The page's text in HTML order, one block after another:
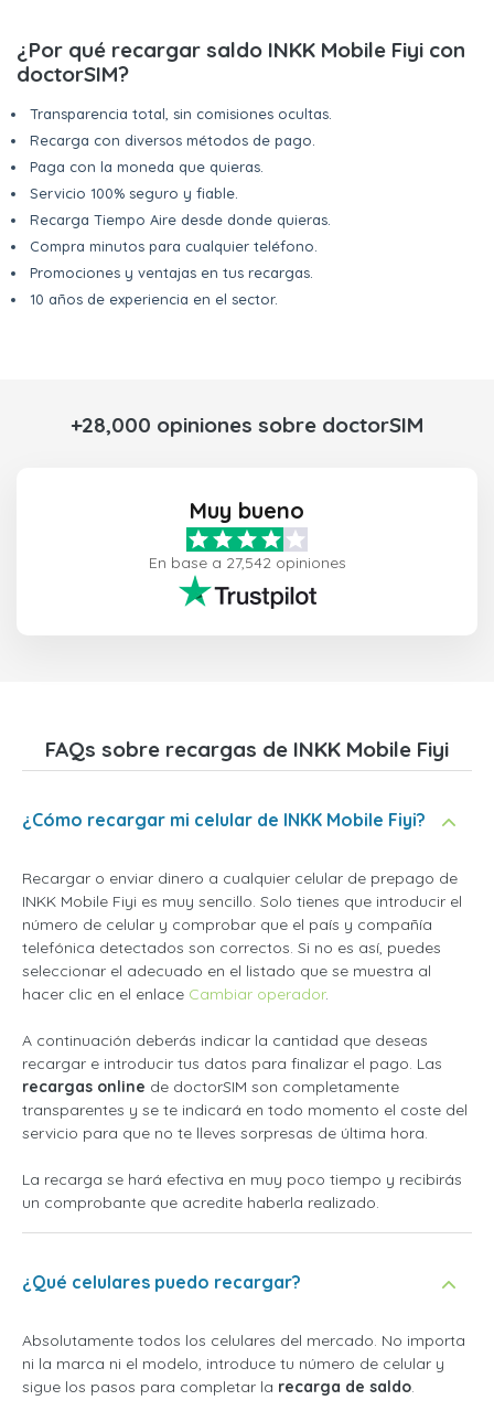
¿Por qué recargar saldo INKK Mobile Fiyi con
doctorSIM?
Transparencia total, sin comisiones ocultas.
Recarga con diversos métodos de pago.
Paga con la moneda que quieras.
Servicio 100% seguro y fiable.
Recarga Tiempo Aire desde donde quieras.
Compra minutos para cualquier teléfono.
Promociones y ventajas en tus recargas.
10 años de experiencia en el sector.
+28,000 opiniones sobre doctorSIM
Muy bueno
En base a 27,542 opiniones
FAQs sobre recargas de INKK Mobile Fiyi
¿Cómo recargar mi celular de INKK Mobile Fiyi?
Recargar o enviar dinero a cualquier celular de prepago de
INKK Mobile Fiyi es muy sencillo. Solo tienes que introducir el
número de celular y comprobar que el país y compañía
telefónica detectados son correctos. Si no es así, puedes
seleccionar el adecuado en el listado que se muestra al
hacer clic en el enlace Cambiar operador.
A continuación deberás indicar la cantidad que deseas
recargar e introducir tus datos para finalizar el pago. Las
recargas online de doctorSIM son completamente
transparentes y se te indicará en todo momento el coste del
servicio para que no te lleves sorpresas de última hora.
La recarga se hará efectiva en muy poco tiempo y recibirás
un comprobante que acredite haberla realizado.
¿Qué celulares puedo recargar?
Absolutamente todos los celulares del mercado. No importa
ni la marca ni el modelo, introduce tu número de celular y
sigue los pasos para completar la recarga de saldo.